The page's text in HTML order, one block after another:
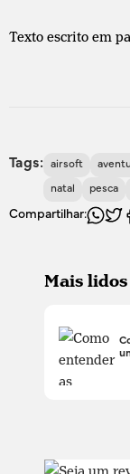
Texto escrito em
Tags: airsoft
natal pesca
Compartilhar:
Mais lidos